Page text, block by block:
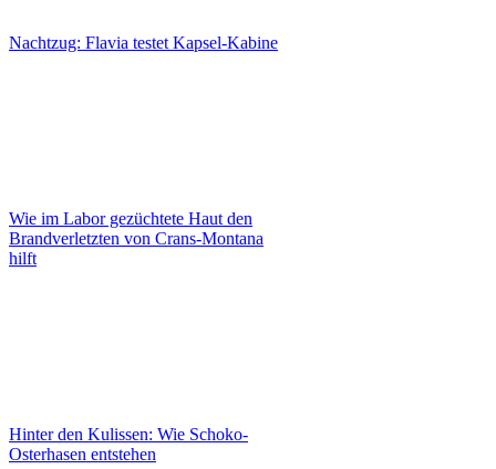
Nachtzug: Flavia testet Kapsel-Kabine
Wie im Labor gezüchtete Haut den
Brandverletzten von Crans-Montana
hilft
Hinter den Kulissen: Wie Schoko-
Osterhasen entstehen